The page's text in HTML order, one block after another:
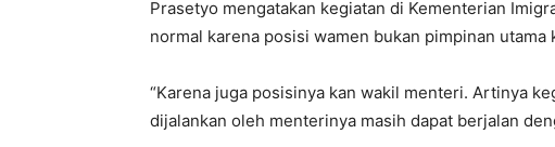
Prasetyo mengatakan kegiatan di Kementerian
normal karena posisi wamen bukan pimpinan utama
“Karena juga posisinya kan wakil menteri. Artinya
dijalankan oleh menterinya masih dapat berjalan